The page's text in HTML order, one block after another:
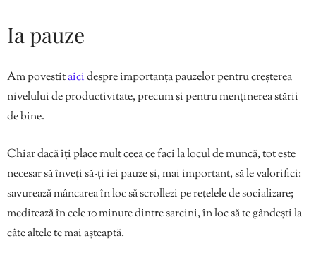
Ia pauze
Am povestitaicidespre importanța pauzelor pentru creșterea
nivelului de productivitate, precum și pentru menținerea stării
de bine.
Chiar dacă îți place mult ceea ce faci la locul de muncă, tot este
necesar să înveți să-ți iei pauze și, mai important, să le valorifici:
savurează mâncarea în loc să scrollezi pe rețelele de socializare;
meditează în cele 10 minute dintre sarcini, în loc să te gândești la
câte altele te mai așteaptă.